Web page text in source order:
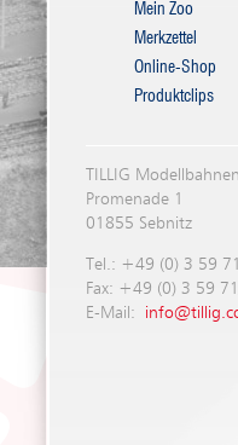
Mein Zoo
Merkzettel
Online-Shop
Produktclips
TILLIG
Promenade 1
01855 Sebnitz
Tel.: +49 (0) 3 59
Fax: +49 (0) 3 59
E-Mail: